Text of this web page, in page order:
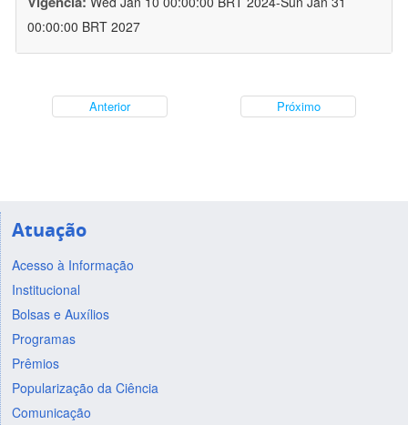
00:00:00 BRT 2027
Anterior Próximo
Atuação
Acesso à Informação
Institucional
Bolsas e Auxílios
Programas
Prêmios
Popularização da Ciência
Comunicação